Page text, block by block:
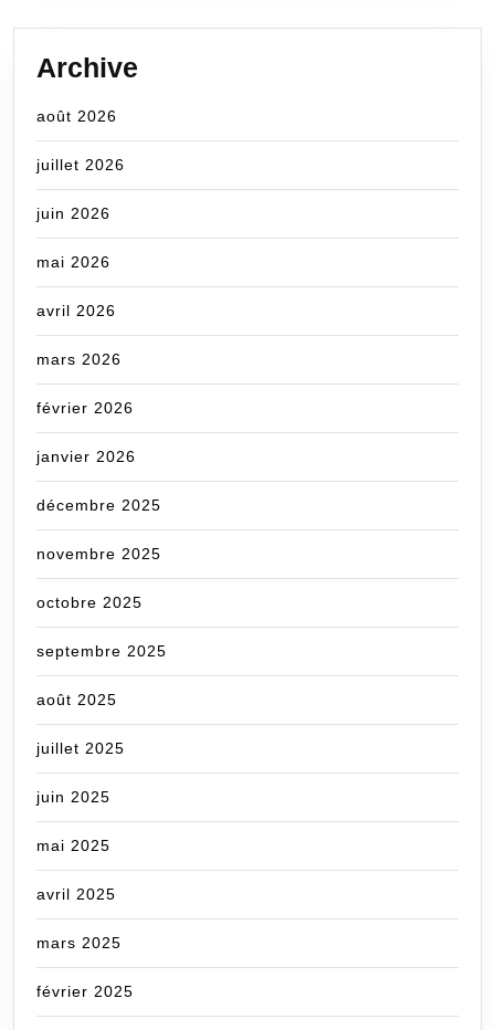
Archive
août 2026
juillet 2026
juin 2026
mai 2026
avril 2026
mars 2026
février 2026
janvier 2026
décembre 2025
novembre 2025
octobre 2025
septembre 2025
août 2025
juillet 2025
juin 2025
mai 2025
avril 2025
mars 2025
février 2025